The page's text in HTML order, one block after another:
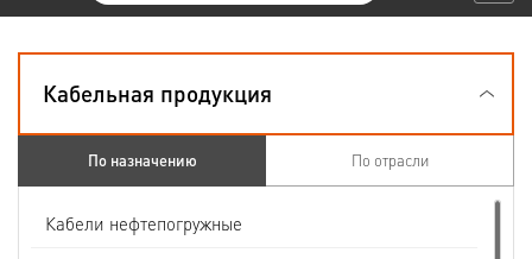
Кабельная продукция
По назначению По отрасли
Кабели нефтепогружные